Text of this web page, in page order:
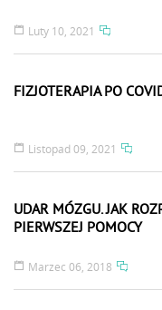
Luty 10, 2021
FIZJOTERAPIA PO
Listopad 09, 2021
UDAR MÓZGU. JAK
PIERWSZEJ POMOCY
Marzec 06, 2018